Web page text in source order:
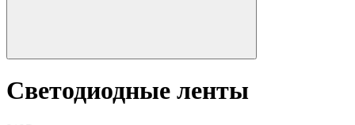
Светодиодные ленты